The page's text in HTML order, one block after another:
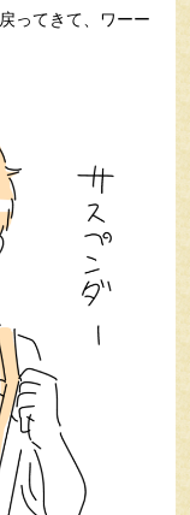
ってきて、ワーー